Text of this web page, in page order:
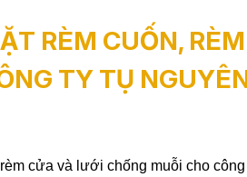
RÈM CUỐN,
TY TỤ
cửa và lưới chống muỗi cho